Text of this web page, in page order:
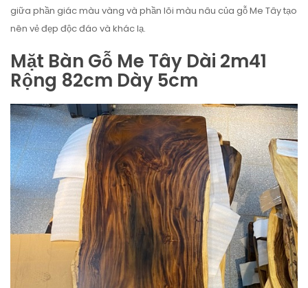
giữa phần giác màu vàng và phần lõi màu nâu của gỗ Me Tây tạo
nên vẻ đẹp độc đáo và khác lạ.
Mặt Bàn Gỗ Me Tây Dài 2m41
Rộng 82cm Dày 5cm